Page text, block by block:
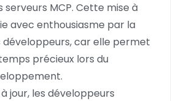
serveurs MCP. Cette mise à
avec enthousiasme par la
car elle permet
précieux lors du
jour, les développeurs